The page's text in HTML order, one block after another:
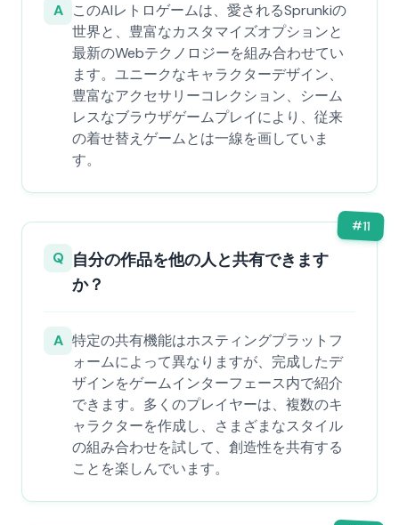
A このAIレトロゲームは、愛されるSprunkiの
世界と、豊富なカスタマイズオプションと
最新のWebテクノロジーを組み合わせてい
ます。ユニークなキャラクターデザイン、
豊富なアクセサリーコレクション、シーム
レスなブラウザゲームプレイにより、従来
の着せ替えゲームとは一線を画していま
す。
#11
Q 自分の作品を他の人と共有できます
か？
A 特定の共有機能はホスティングプラットフ
ォームによって異なりますが、完成したデ
ザインをゲームインターフェース内で紹介
できます。多くのプレイヤーは、複数のキ
ャラクターを作成し、さまざまなスタイル
の組み合わせを試して、創造性を共有する
ことを楽しんでいます。